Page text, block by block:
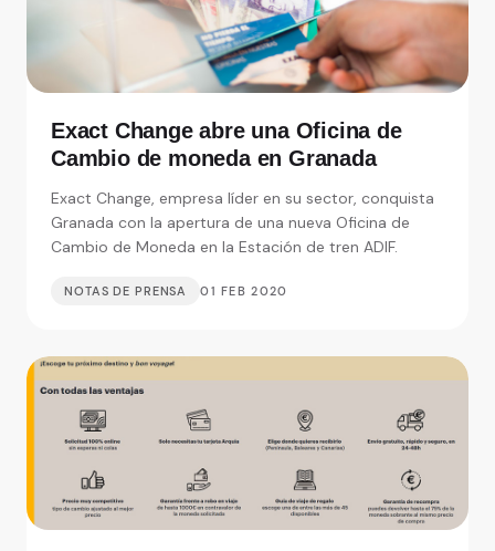
Exact Change abre una Oficina de
Cambio de moneda en Granada
Exact Change, empresa líder en su sector, conquista
Granada con la apertura de una nueva Oficina de
Cambio de Moneda en la Estación de tren ADIF.
NOTAS DE PRENSA 01 FEB 2020